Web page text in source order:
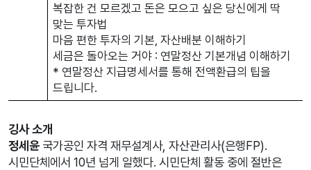
복잡한 건 모르겠고 돈은 모으고 싶은 당신에게 딱
맞는 투자법
마음 편한 투자의 기본, 자산배분 이해하기
세금은 돌아오는 거야 : 연말정산 기본개념 이해하기
* 연말정산 지급명세서를 통해 전액환급의 팁을
드립니다.
깅사 소개
정세윤 국가공인 자격 재무설계사, 자산관리사(은행FP).
시민단체에서 10년 넘게 일했다. 시민단체 활동 중에 절반은